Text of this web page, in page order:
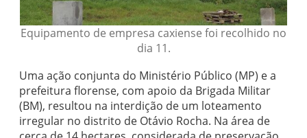
Equipamento de empresa caxiense foi recolhido no
dia 11.
Uma ação conjunta do Ministério Público (MP) e a
prefeitura florense, com apoio da Brigada Militar
(BM), resultou na interdição de um loteamento
irregular no distrito de Otávio Rocha. Na área de